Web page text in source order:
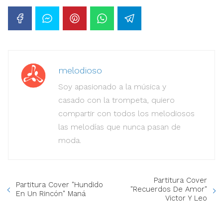
melodioso
Soy apasionado a la música y
casado con la trompeta, quiero
compartir con todos los melodiosos
las melodías que nunca pasan de
moda.
Partitura Cover "Hundido
En Un Rincón" Maná
Partitura Cover
"Recuerdos De Amor"
Victor Y Leo